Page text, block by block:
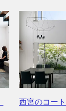
西宮のコー